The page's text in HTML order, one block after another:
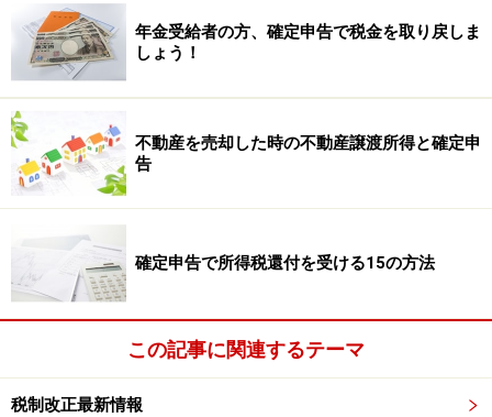
上場株式等の時価の合計額で100万円を上限（未使
用枠は翌年以降繰越不可）
非課税投資総額……最大500万円（100万円×5年間）
31日までの10年間
保有期間……最長5年間、途中売却は自由（ただし、
売却部分の枠は再利用不可）
この制度のメリットは、配当所得や譲渡所得等に課税さ
れる20％の税金が非課税になる点です。さらに、上限が
課されているのは、投資額に対してのみですので、非課
税金額自体には上限がありません。
年金受給者の方、確定申告で税金を取り戻しま
しょう！
不動産を売却した時の不動産譲渡所得と確定申
告
確定申告で所得税還付を受ける15の方法
この記事に関連するテーマ
税制改正最新情報